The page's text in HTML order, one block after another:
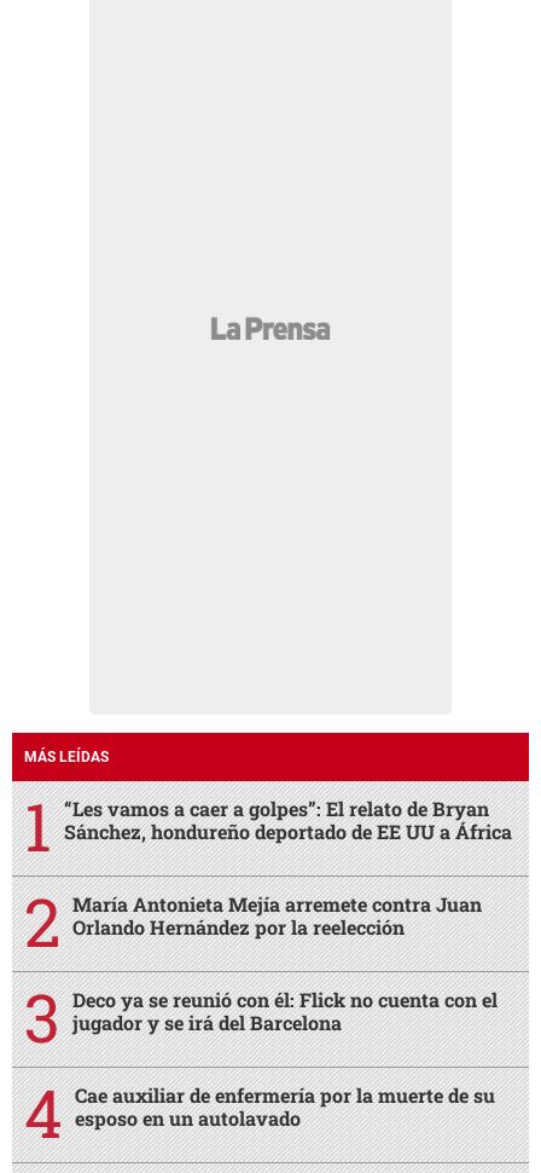
MÁS LEÍDAS
“Les vamos a caer a golpes”: El relato de Bryan
Sánchez, hondureño deportado de EE UU a África
María Antonieta Mejía arremete contra Juan
Orlando Hernández por la reelección
Deco ya se reunió con él: Flick no cuenta con el
jugador y se irá del Barcelona
Cae auxiliar de enfermería por la muerte de su
esposo en un autolavado